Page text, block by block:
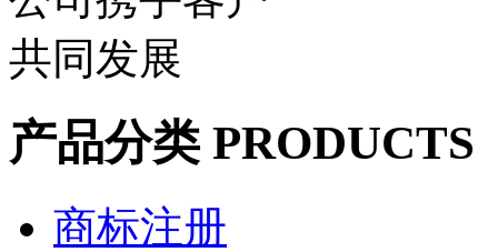
产品分类 PRODUCTS
商标注册